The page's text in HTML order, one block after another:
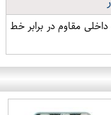
مقاوم در برابر خط